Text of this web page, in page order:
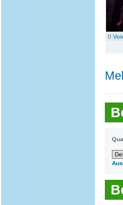
0